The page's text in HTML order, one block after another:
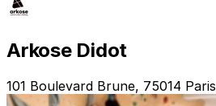
Arkose Didot
101 Boulevard Brune, 75014 Paris